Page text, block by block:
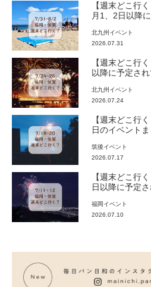
【週末どこ行
月1、2日以降
北九州 イベント
2026.07.31
【週末どこ行
以降に予定さ
北九州 イベント
2026.07.24
【週末どこ行
日のイベント
筑後イベント
2026.07.17
【週末どこ行
日以降に予定
福岡 イベント
2026.07.10